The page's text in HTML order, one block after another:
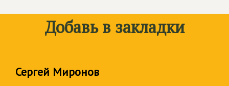
Добавь в закладки
Сергей Миронов